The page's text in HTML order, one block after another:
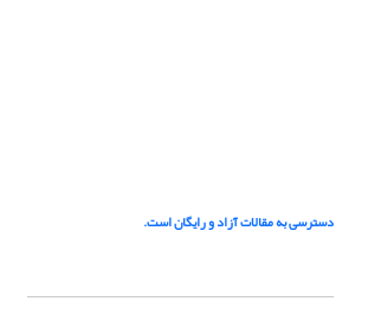
دسترسی به مقالات آزاد و رایگان است.